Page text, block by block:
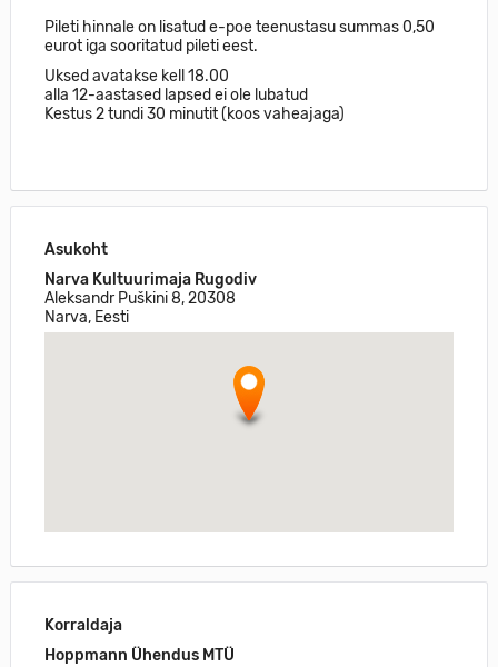
Pileti hinnale on lisatud e-poe teenustasu summas 0,50
eurot iga sooritatud pileti eest.
Uksed avatakse kell 18.00
alla 12-aastased lapsed ei ole lubatud
Kestus 2 tundi 30 minutit (koos vaheajaga)
Asukoht
Narva Kultuurimaja Rugodiv
Aleksandr Puškini 8, 20308
Narva, Eesti
Korraldaja
Hoppmann Ühendus MTÜ